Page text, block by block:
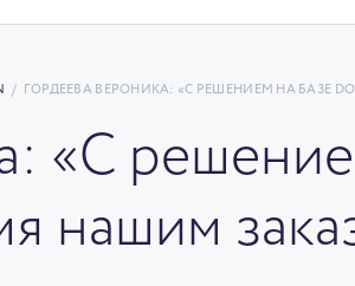
/ ГОРДЕЕВА ВЕРОНИКА: «С РЕШЕНИЕМ НА БАЗЕ
«С
нашим